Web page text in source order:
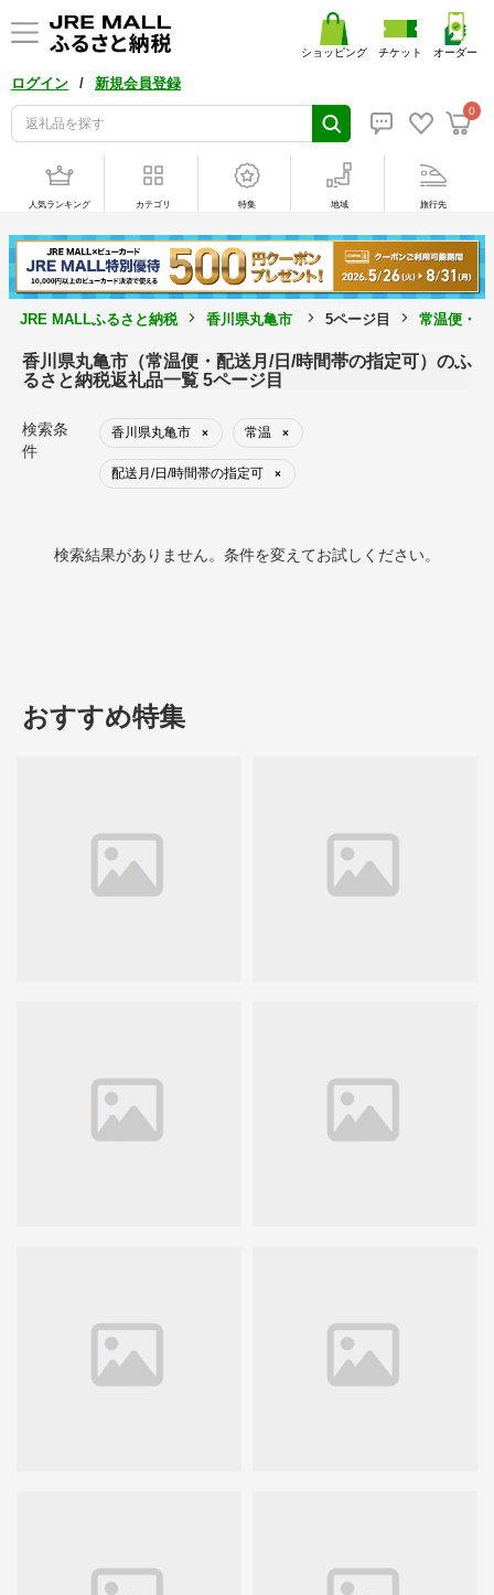
ログイン / 新規会員登録
0
ショッピング チケット オーダー
人気ランキング カテゴリ 特集 地域 旅行先
JRE MALLふるさと納税 香川県丸亀市 5ページ目 常温便・
香川県丸亀市（常温便・配送月/日/時間帯の指定可）のふ
るさと納税返礼品一覧 5ページ目
検索条
件
香川県丸亀市 × 常温 ×
配送月/日/時間帯の指定可 ×
検索結果がありません。条件を変えてお試しください。
おすすめ特集